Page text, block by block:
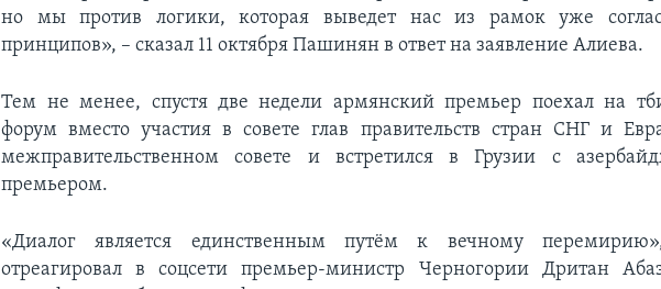
но мы против логики, которая выведет нас из рамок уже
принципов», – сказал 11 октября Пашинян в ответ на заявление Алиева.
Тем не менее, спустя две недели армянский премьер поехал на
форум вместо участия в совете глав правительств стран СНГ и
межправительственном совете и встретился в Грузии с
премьером.
«Диалог является единственным путём к вечному
отреагировал в соцсети премьер-министр Черногории Дритан